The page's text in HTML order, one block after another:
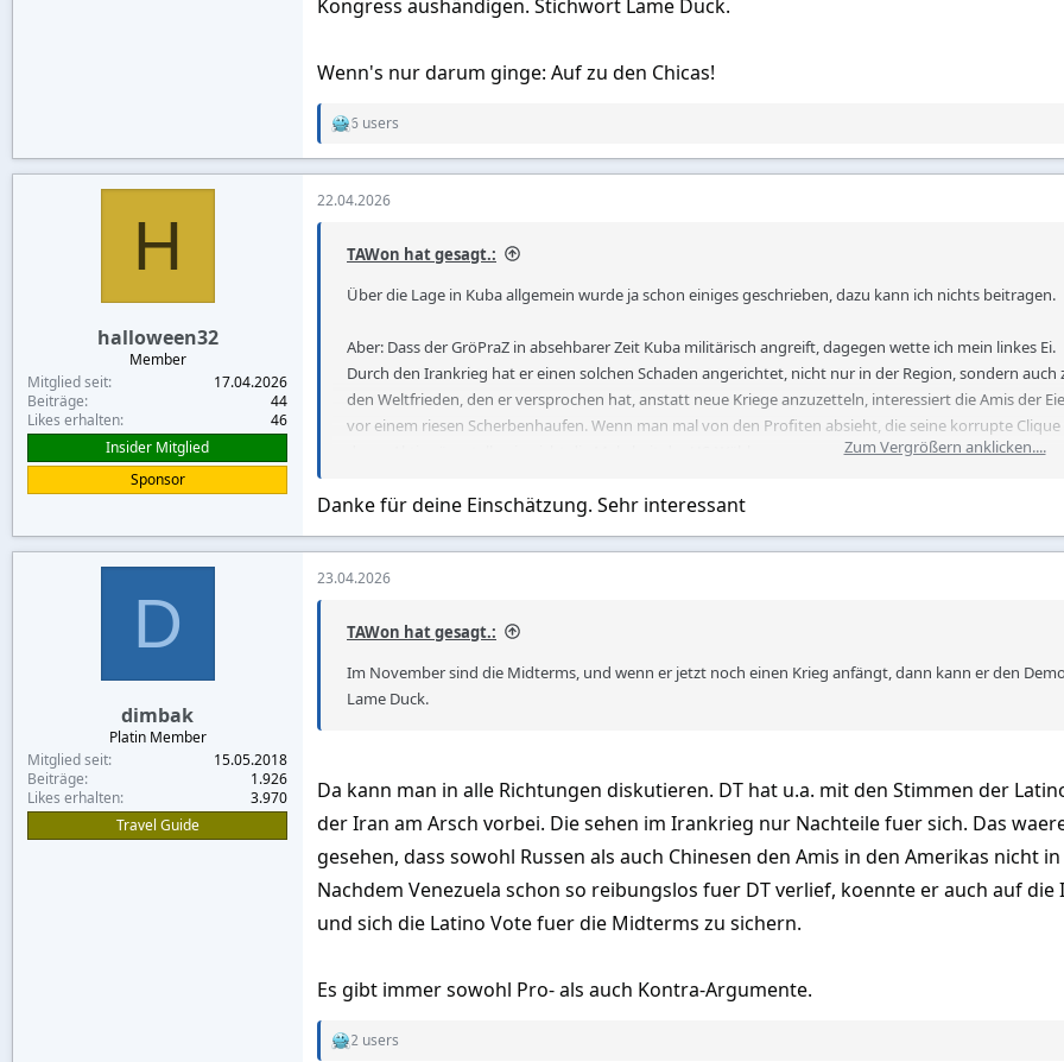
Kongress aushändigen. Stichwort Lame Duck.
Wenn's nur darum ginge: Auf zu den Chicas!
R
t
6 users
H
halloween32
Member
Mitglied seit
17.04.2026
Beiträge
44
Likes erhalten
46
Insider Mitglied
Sponsor
22.04.2026
TAWon hat gesagt.:
Über die Lage in Kuba allgemein wurde ja schon einiges geschrieben, dazu kann ich nichts beitragen.
Aber: Dass der GröPraZ in absehbarer Zeit Kuba militärisch angreift, dagegen wette ich mein linkes Ei.
Durch den Irankrieg hat er einen solchen Schaden angerichtet, nicht nur in der Region, sondern
den Weltfrieden, den er versprochen hat, anstatt neue Kriege anzuzetteln, interessiert die Amis der
vor einem riesen Scherbenhaufen. Wenn man mal von den Profiten absieht, die seine korrupte
Lame Duck.
Wenn's nur darum ginge: Auf zu den Chicas!
Zum Vergrößern anklicken....
Danke für deine Einschätzung. Sehr interessant
D
dimbak
Platin Member
Mitglied seit
15.05.2018
Beiträge
1.926
Likes erhalten
3.970
Travel Guide
23.04.2026
TAWon hat gesagt.:
Im November sind die Midterms, und wenn er jetzt noch einen Krieg anfängt, dann kann er den
Lame Duck.
Da kann man in alle Richtungen diskutieren. DT hat u.a. mit den Stimmen der
der Iran am Arsch vorbei. Die sehen im Irankrieg nur Nachteile fuer sich. Das
gesehen, dass sowohl Russen als auch Chinesen den Amis in den Amerikas nicht
Nachdem Venezuela schon so reibungslos fuer DT verlief, koennte er auch auf
und sich die Latino Vote fuer die Midterms zu sichern.
Es gibt immer sowohl Pro- als auch Kontra-Argumente.
R
2 users